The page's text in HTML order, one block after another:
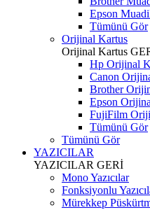
Epson
Tümünü Gör
Orijinal Kartus
Orijinal Kartus
Hp Orijinal
Canon
Brother
Epson
FujiFilm
Tümünü Gör
Tümünü Gör
YAZICILAR
YAZICILAR GERİ
Mono Yazıcılar
Fonksiyonlu
Mürekkep